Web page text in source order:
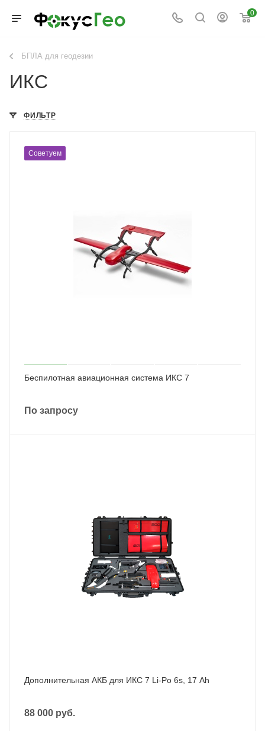
0
БПЛА для геодезии
ИКС
ФИЛЬТР
Советуем
Беспилотная авиационная система ИКС 7
По запросу
Дополнительная АКБ для ИКС 7 Li-Po 6s, 17 Ah
88 000 руб.